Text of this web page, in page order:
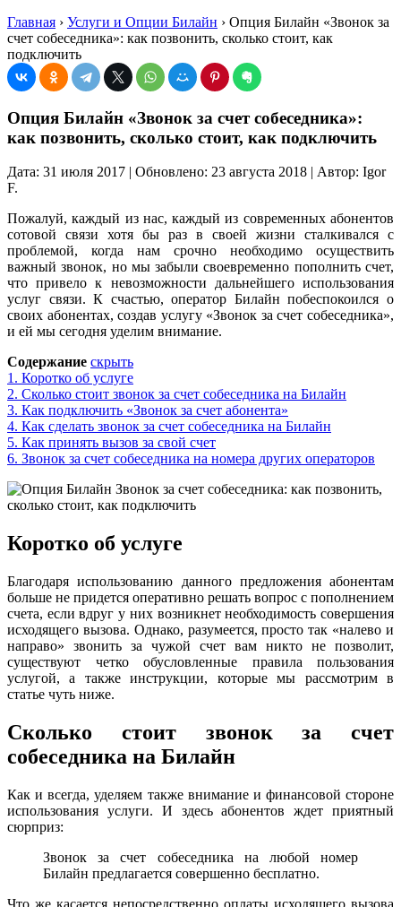
Главная › Услуги и Опции Билайн › Опция Билайн «Звонок за
счет собеседника»: как позвонить, сколько стоит, как
подключить
Опция Билайн «Звонок за счет собеседника»:
как позвонить, сколько стоит, как подключить
Дата: 31 июля 2017 | Обновлено: 23 августа 2018 | Автор: Igor
F.
Пожалуй, каждый из нас, каждый из современных абонентов
сотовой связи хотя бы раз в своей жизни сталкивался с
проблемой, когда нам срочно необходимо осуществить
важный звонок, но мы забыли своевременно пополнить счет,
что привело к невозможности дальнейшего использования
услуг связи. К счастью, оператор Билайн побеспокоился о
своих абонентах, создав услугу «Звонок за счет собеседника»,
и ей мы сегодня уделим внимание.
Содержание скрыть
1. Коротко об услуге
2. Сколько стоит звонок за счет собеседника на Билайн
3. Как подключить «Звонок за счет абонента»
4. Как сделать звонок за счет собеседника на Билайн
5. Как принять вызов за свой счет
6. Звонок за счет собеседника на номера других операторов
Коротко об услуге
Благодаря использованию данного предложения абонентам
больше не придется оперативно решать вопрос с пополнением
счета, если вдруг у них возникнет необходимость совершения
исходящего вызова. Однако, разумеется, просто так «налево и
направо» звонить за чужой счет вам никто не позволит,
существуют четко обусловленные правила пользования
услугой, а также инструкции, которые мы рассмотрим в
статье чуть ниже.
Сколько стоит звонок за счет
собеседника на Билайн
Как и всегда, уделяем также внимание и финансовой стороне
использования услуги. И здесь абонентов ждет приятный
сюрприз:
Звонок за счет собеседника на любой номер
Билайн предлагается совершенно бесплатно.
Что же касается непосредственно оплаты исходящего вызова